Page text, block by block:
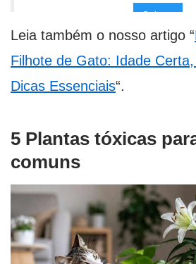
Leia também o nosso artigo “
Filhote de Gato: Idade
Dicas Essenciais“.
5 Plantas tóxicas
comuns